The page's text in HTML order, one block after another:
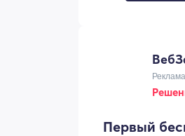
Первый